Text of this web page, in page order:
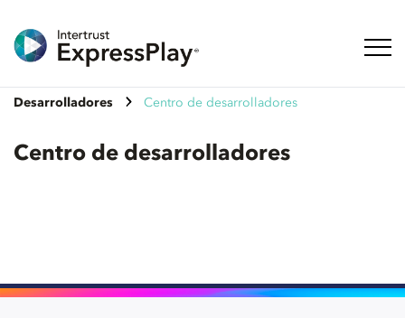
Desarrolladores Centro de desarrolladores
Centro de desarrolladores